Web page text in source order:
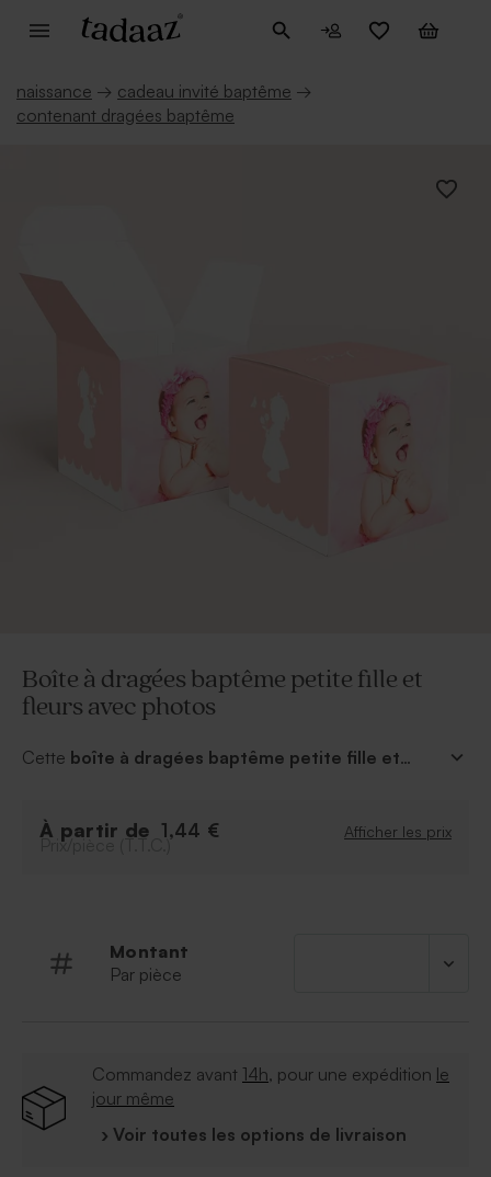
naissance → cadeau invité baptême →
contenant dragées baptême
Boîte à dragées baptême petite fille et
fleurs avec photos
Cette boîte à dragées baptême petite fille et
roses pour une harmonisation parfaite. Un petit cadeau
À partir de 1,44 € Afficher les prix
Prix/pièce (T.T.C.)
Montant
Par pièce
Commandez avant 14h, pour une expédition le
jour même
› Voir toutes les options de livraison